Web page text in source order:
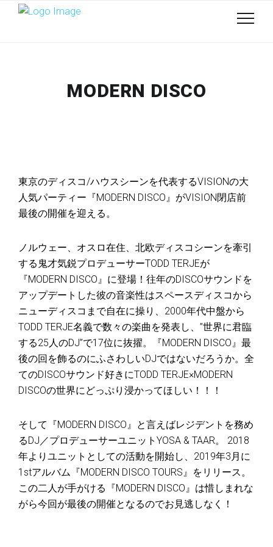
MODERN DISCO
東京のディスコ/ハウスシーンを代表するVISIONの大
人気パーティー『MODERN DISCO』がVISION閉店前
最後の開催を迎える。
ノルウェー、オスロ在住、北欧ディスコシーンを牽引
する鬼才気鋭プロデューサーTODD TERJEが
『MODERN DISCO』に登場！往年のDISCOサウンドを
アップデートした彼の音楽性はスペースディスコから
ニューディスコまで自在に操り、2000年代中盤から
TODD TERJE名義で数々の楽曲を発表し、”世界に君臨
する25人のDJ”で17位に抜擢。『MODERN DISCO』最
後の回を飾るのにふさわしいDJではないだろうか。全
てのDISCOサウンド好きにTODD TERJE×MODERN
DISCOの世界にどっぷり浸かってほしい！！！
そして『MODERN DISCO』と言えばレジデントを務め
るDJ ／プロデューサーユニット YOSA & TAAR。
2018
年よりユニットとしての活動を開始し、 2019年3月に
1stアルバム『MODERN DISCO TOURS』をリリース。
この二人が手がける『MODERN DISCO』は惜しまれな
がら今回が最後の開催となるのでお見逃しなく！